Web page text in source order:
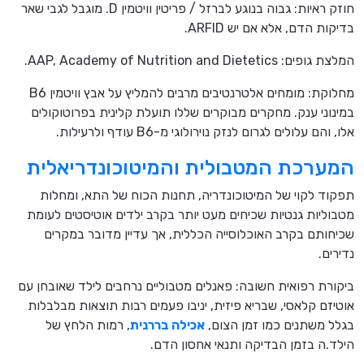
חוזק ראיות: גבוה בנוגע לברזל / פריטין וויטמין D. מוגבל לגבי שאר
בדיקות הדם, אלא אם יש ARFID.
המלצת גופים: AAP, Academy of Nutrition and Dietetics.
מחלוקת: מומחים אלטרנטיבים מרבים להמליץ על אבץ וויטמין B6
במינוני ענק. מחקרים מבוקרים שללו תועלת קלינית בפרוטוקולים
אלו, והם עלולים לגרום לנזק נוירולוגי מ-B6 עודף ולרעילות.
המערכת המטבולית והמיטוכונדריאלית
תפקוד לקוי של המיטוכונדריה, תחנות הכוח של התא, ומחלות
מטבוליות גנטיות שכיחים מעט יותר בקרב ילדים אוטיסטים לעומת
שכיחותם בקרב האוכלוסייה הכללית, אך עדיין מדובר במקרים
נדירים.
ביקורת רפואית חשובה: פאנלים מטבוליים נרחבים לילד שאובחן עם
אוטיזם קלאסי, שבריא פיזית, יניבו פעמים רבות תוצאות מבלבלות
בגלל משתנים כמו זמן הצום, אכילה בררנית, רמות הלחץ של
הילד.ה בזמן הבדיקה ותנאי אחסון הדם.